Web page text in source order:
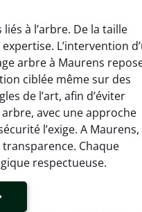
à l’arbre. De la taille
L’intervention
arbre à Maurens
ciblée même sur des
de l’art, afin d’éviter
avec une approche
l’exige. A Maurens,
Chaque
respectueuse.
Julien Caradec
18 juin 2025